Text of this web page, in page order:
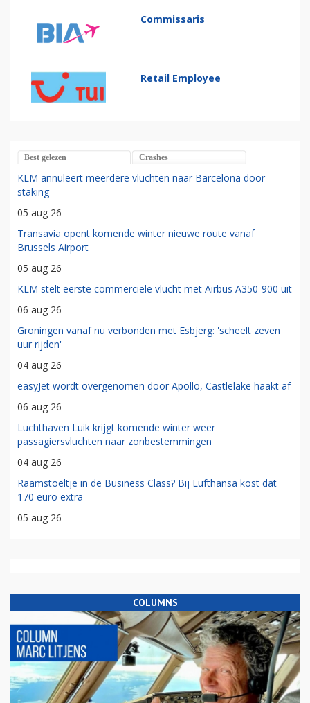
Commissaris
Retail Employee
Best gelezen Crashes
KLM annuleert meerdere vluchten naar Barcelona door
staking
05 aug 26
Transavia opent komende winter nieuwe route vanaf
Brussels Airport
05 aug 26
KLM stelt eerste commerciële vlucht met Airbus A350-900 uit
06 aug 26
Groningen vanaf nu verbonden met Esbjerg: 'scheelt zeven
uur rijden'
04 aug 26
easyJet wordt overgenomen door Apollo, Castlelake haakt af
06 aug 26
Luchthaven Luik krijgt komende winter weer
passagiersvluchten naar zonbestemmingen
04 aug 26
Raamstoeltje in de Business Class? Bij Lufthansa kost dat
170 euro extra
05 aug 26
COLUMNS